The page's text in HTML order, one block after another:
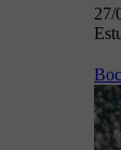
27/